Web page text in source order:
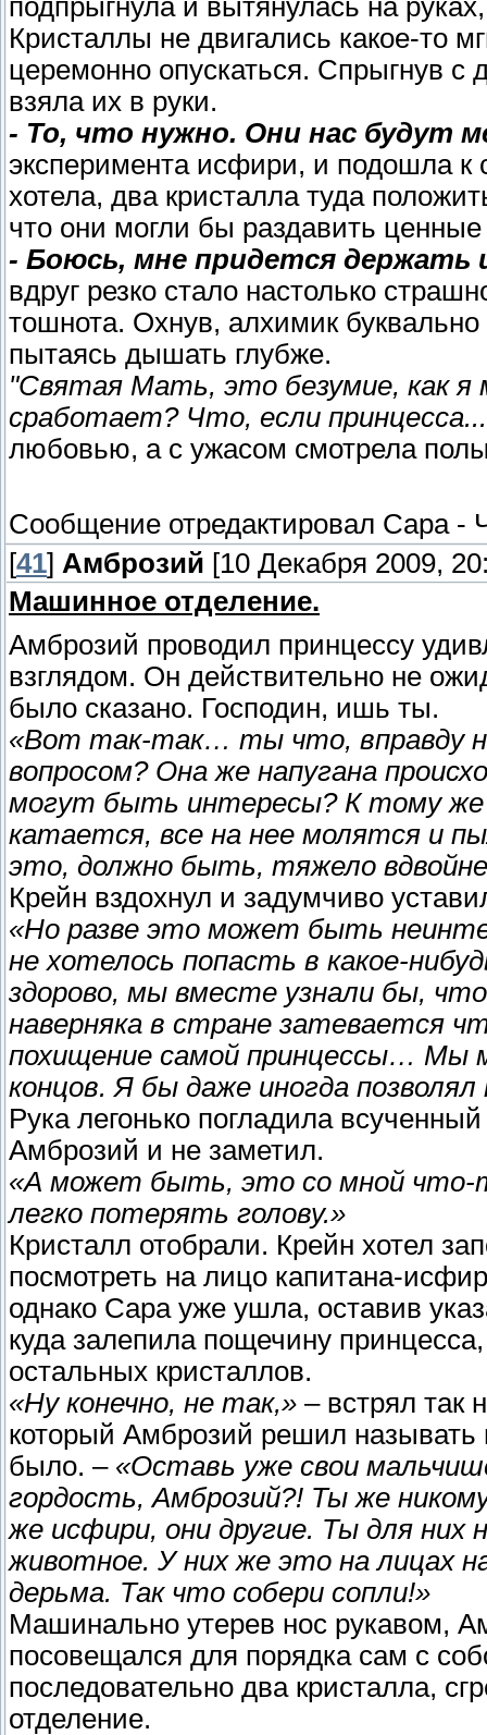
подпрыгнула и вытянулась на
Кристаллы не двигались какое-то
церемонно опускаться. Спрыгнув
взяла их в руки.
- То, что нужно. Они нас будут
эксперимента исфири, и подошла к
хотела, два кристалла туда
что они могли бы раздавить
- Боюсь, мне придется держать
вдруг резко стало настолько
тошнота. Охнув, алхимик буквально
пытаясь дышать глубже.
"Святая Мать, это безумие, как
сработает? Что, если
любовью, а с ужасом смотрела
Сообщение отредактировал Сара-
[41] Амброзий [10 Декабря 2009,
Машинное отделение.
Амброзий проводил принцессу
взглядом. Он действительно не
было сказано. Господин, ишь ты.
«Вот так-так… ты что, вправду
вопросом? Она же напугана
могут быть интересы? К тому же
катается, все на нее молятся и
это, должно быть, тяжело
Крейн вздохнул и задумчиво
«Но разве это может быть
не хотелось попасть в какое-
здорово, мы вместе узнали бы,
наверняка в стране затевается
похищение самой принцессы… Мы
концов. Я бы даже иногда
Рука легонько погладила
Амброзий и не заметил.
«А может быть, это со мной что-
легко потерять голову.»
Кристалл отобрали. Крейн хотел
посмотреть на лицо капитана-
однако Сара уже ушла, оставив
куда залепила пощечину
остальных кристаллов.
«Ну конечно, не так,» – встрял так
который Амброзий решил называть
было. – «Оставь уже свои
гордость, Амброзий?! Ты же
же исфири, они другие. Ты для них
животное. У них же это на лицах
дерьма. Так что собери сопли!»
Машинально утерев нос рукавом,
посовещался для порядка сам с
последовательно два кристалла,
отделение.